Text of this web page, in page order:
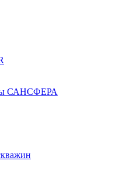
САНСФЕРА